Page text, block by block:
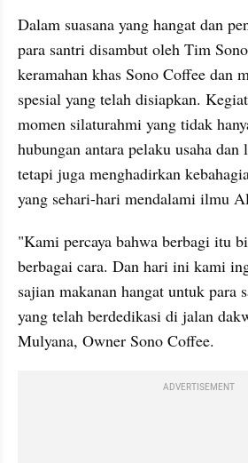
Dalam suasana yang hangat dan
para santri disambut oleh Tim
keramahan khas Sono Coffee dan
spesial yang telah disiapkan.
momen silaturahmi yang tidak
hubungan antara pelaku usaha dan
tetapi juga menghadirkan
yang sehari-hari mendalami ilmu
"Kami percaya bahwa berbagi itu
berbagai cara. Dan hari ini kami
sajian makanan hangat untuk para
yang telah berdedikasi di jalan
Mulyana, Owner Sono Coffee.
ADVERTISEMENT